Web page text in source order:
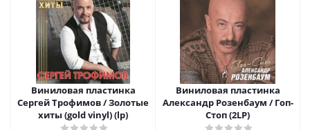
Виниловая пластинка
Сергей Трофимов / Золотые
хиты (gold vinyl) (lp)
Виниловая пластинка
Александр Розенбаум / Гоп-
Стоп (2LP)